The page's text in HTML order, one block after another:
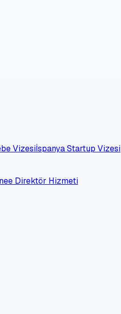
Vizesiİspanya Startup Vizesi
Direktör Hizmeti